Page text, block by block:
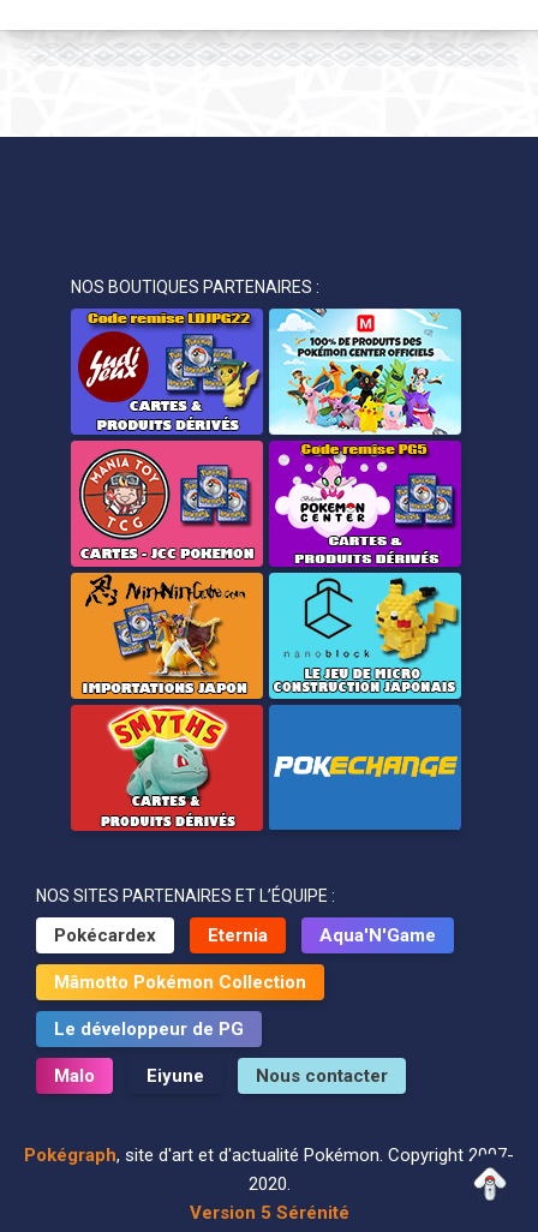
NOS BOUTIQUES PARTENAIRES :
NOS SITES PARTENAIRES ET L’ÉQUIPE :
Pokécardex Eternia Aqua'N'Game
Mâmotto Pokémon Collection
Le développeur de PG
Malo Eiyune Nous contacter
Pokégraph, site d'art et d'actualité Pokémon. Copyright 2007-
2020.
Version 5 Sérénité